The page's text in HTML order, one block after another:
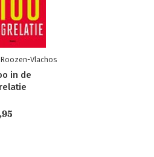
Vlachos
in de